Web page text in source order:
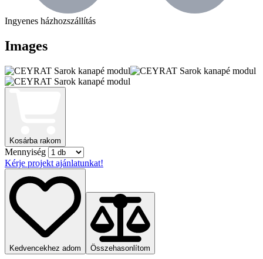
Ingyenes házhozszállítás
Images
Kosárba rakom
Mennyiség
Kérje projekt ajánlatunkat!
Kedvencekhez adom Összehasonlítom